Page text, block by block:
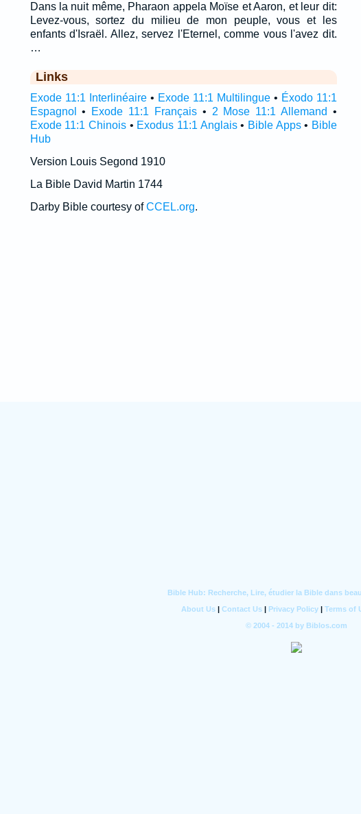
Dans la nuit même, Pharaon appela Moïse et Aaron, et leur dit:
Levez-vous, sortez du milieu de mon peuple, vous et les
enfants d'Israël. Allez, servez l'Eternel, comme vous l'avez dit.
…
Links
Exode 11:1 Interlinéaire• Exode 11:1 Multilingue• Éxodo 11:1
Espagnol
• Exode 11:1 Français• 2 Mose 11:1 Allemand •
Exode 11:1 Chinois• Exodus 11:1 Anglais• Bible Apps• Bible
Hub
Version Louis Segond 1910
La Bible David Martin 1744
Darby Bible courtesy ofCCEL.org.